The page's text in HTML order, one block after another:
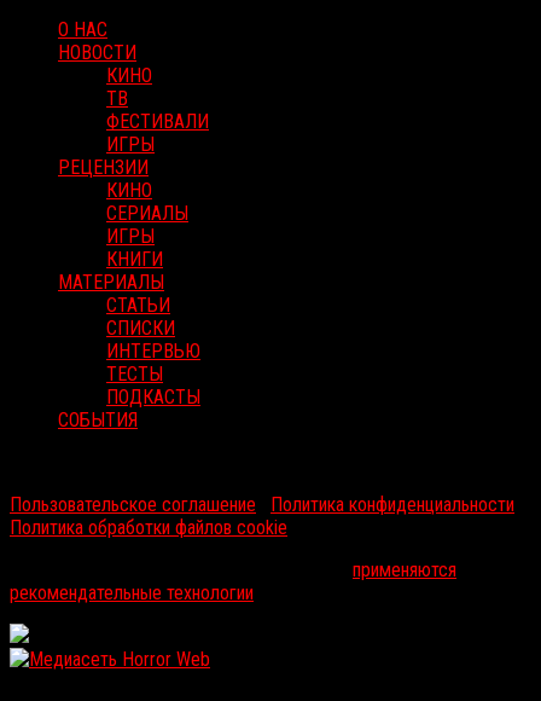
О НАС
НОВОСТИ
КИНО
ТВ
ФЕСТИВАЛИ
ИГРЫ
РЕЦЕНЗИИ
КИНО
СЕРИАЛЫ
ИГРЫ
КНИГИ
МАТЕРИАЛЫ
СТАТЬИ
СПИСКИ
ИНТЕРВЬЮ
ТЕСТЫ
ПОДКАСТЫ
СОБЫТИЯ
Пользовательское соглашение
Политика конфиденциальности
Политика обработки файлов cookie
применяются
рекомендательные технологии